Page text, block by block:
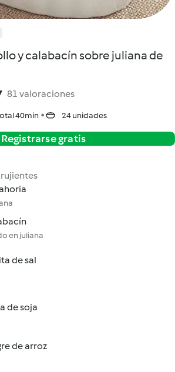
y calabacín sobre juliana de
81 valoraciones
40min 24 unidades
Registrarse gratis
en juliana
de sal
de soja
de arroz